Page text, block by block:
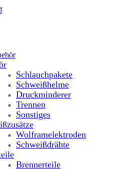
Schlauchpakete
Schweißhelme
Druckminderer
Trennen
Sonstiges
Wolframelektroden
Schweißdrähte
Brennerteile